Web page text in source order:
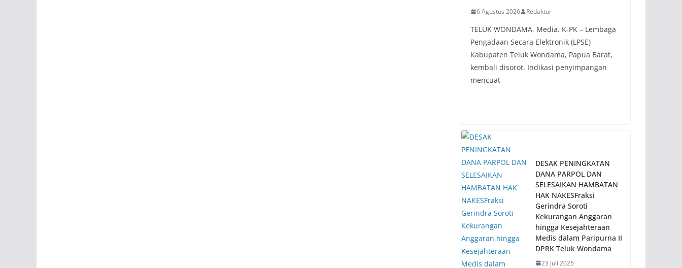
6 Agustus 2026 Redaktur
TELUK WONDAMA, Media. K-PK – Lembaga
Pengadaan Secara Elektronik (LPSE)
Kabupaten Teluk Wondama, Papua Barat,
kembali disorot. Indikasi penyimpangan
mencuat
DESAK PENINGKATAN
DANA PARPOL DAN
SELESAIKAN HAMBATAN
HAK NAKESFraksi
Gerindra Soroti
Kekurangan Anggaran
hingga Kesejahteraan
Medis dalam Paripurna II
DPRK Teluk Wondama
23 Juli 2026